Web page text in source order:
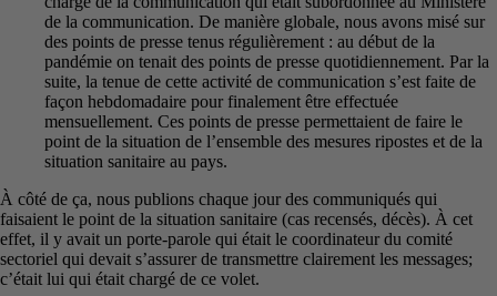
de la communication. De manière globale, nous avons misé sur
des points de presse tenus régulièrement : au début de la
pandémie on tenait des points de presse quotidiennement. Par la
suite, la tenue de cette activité de communication s’est faite de
façon hebdomadaire pour finalement être effectuée
mensuellement. Ces points de presse permettaient de faire le
point de la situation de l’ensemble des mesures ripostes et de la
situation sanitaire au pays.
À côté de ça, nous publions chaque jour des communiqués qui
faisaient le point de la situation sanitaire (cas recensés, décès). À cet
effet, il y avait un porte-parole qui était le coordinateur du comité
sectoriel qui devait s’assurer de transmettre clairement les messages;
c’était lui qui était chargé de ce volet.